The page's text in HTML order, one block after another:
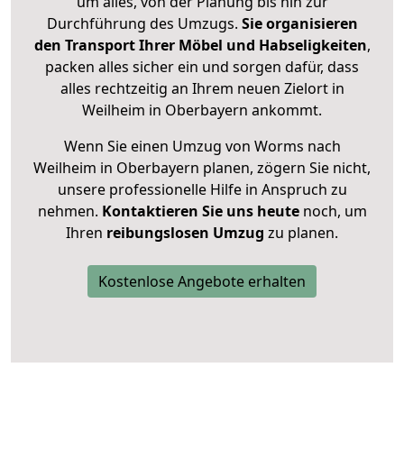
Durchführung des Umzugs. Sie organisieren
den Transport Ihrer Möbel und Habseligkeiten,
packen alles sicher ein und sorgen dafür, dass
alles rechtzeitig an Ihrem neuen Zielort in
Weilheim in Oberbayern ankommt.
Wenn Sie einen Umzug von Worms nach
Weilheim in Oberbayern planen, zögern Sie nicht,
unsere professionelle Hilfe in Anspruch zu
nehmen. Kontaktieren Sie uns heutenoch, um
Ihren reibungslosen Umzug zu planen.
Kostenlose Angebote erhalten